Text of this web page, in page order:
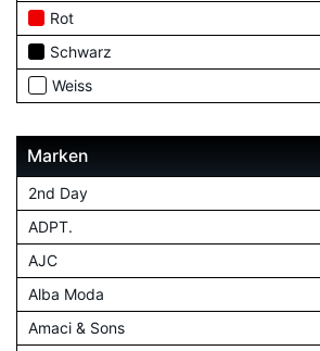
Rot
Schwarz
Weiss
Marken
2nd Day
ADPT.
AJC
Alba Moda
Amaci & Sons